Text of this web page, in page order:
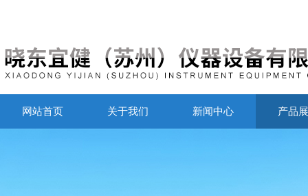
网站首页 关于我们 新闻中心 产品